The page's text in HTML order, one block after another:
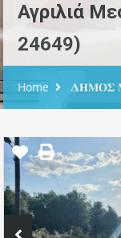
Αγριλιά
24649)
Home 𝚫𝚮𝚳𝚶𝚺